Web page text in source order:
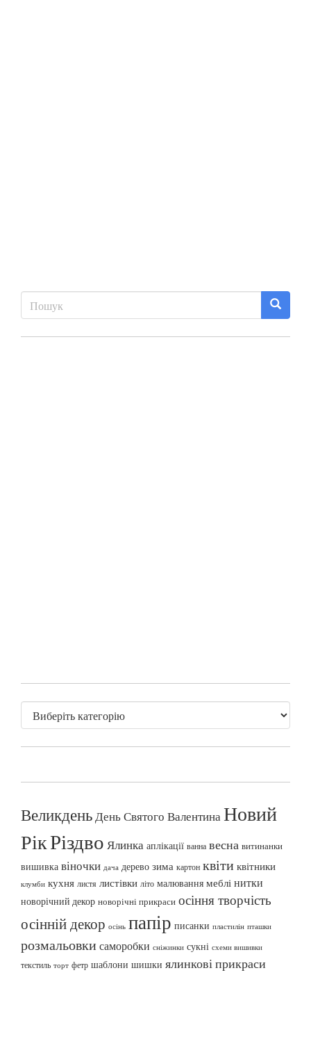
ВеликденьДень Святого ВалентинаНовий
РікРіздво Ялинка аплікації ванна весна витинанки
вишивка віночки дача дерево зима картон квіти квітники
клумби кухня листя листівки літо малювання меблі нитки
новорічний декор новорічні прикраси осіння творчість
осінній декор осінь папір писанки пластилін пташки
розмальовки саморобки сніжинки сукні схеми вишивки
текстиль торт фетр шаблони шишки ялинкові прикраси